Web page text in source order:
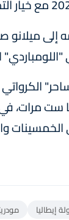
إلى ميلانو
ست مرات،
إيطاليا